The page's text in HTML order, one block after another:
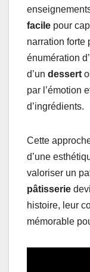
facile pour
narration forte
énumération
d’un dessert
par l’émotion
d’ingrédients.
Cette
d’une
valoriser un
pâtisserie
histoire, leur
mémorable